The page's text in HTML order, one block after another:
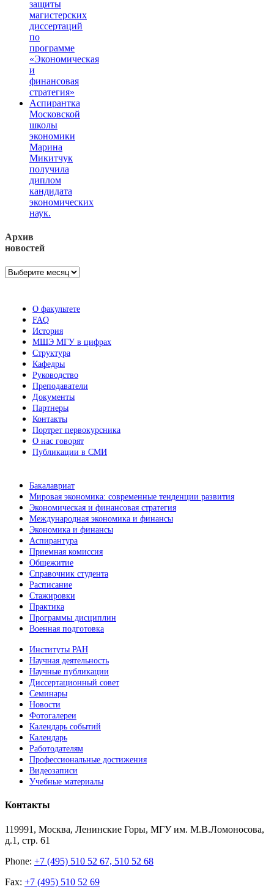
защиты
магистерских
диссертаций
по
программе
«Экономическая
и
финансовая
стратегия»
Аспирантка
Московской
школы
экономики
Марина
Микитчук
получила
диплом
кандидата
экономических
наук.
Архив
новостей
Архив
О факультете
FAQ
История
МШЭ МГУ в цифрах
Структура
Кафедры
Руководство
Преподаватели
Документы
Партнеры
Контакты
Портрет первокурсника
О нас говорят
Публикации в СМИ
Бакалавриат
Мировая экономика: современные тенденции развития
Экономическая и финансовая стратегия
Международная экономика и финансы
Экономика и финансы
Аспирантура
Приемная комиссия
Общежитие
Справочник студента
Расписание
Стажировки
Практика
Программы дисциплин
Военная подготовка
Институты РАН
Научная деятельность
Научные публикации
Диссертационный совет
Семинары
Новости
Фотогалереи
Календарь событий
Календарь
Работодателям
Профессиональные достижения
Видеозаписи
Учебные материалы
Контакты
119991, Москва, Ленинские Горы, МГУ им. М.В.Ломоносова,
д.1, стр. 61
Phone: +7 (495) 510 52 67, 510 52 68
Fax: +7 (495) 510 52 69